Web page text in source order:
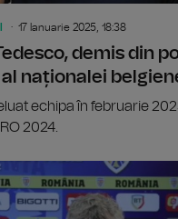
17 Ianuarie 2025, 18:38
demis din
naționalei
echipa în februarie
2024.